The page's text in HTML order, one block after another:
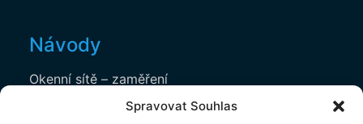
Spravovat Souhlas
Návody
Okenní sítě – zaměření
Okenní sítě – montáž